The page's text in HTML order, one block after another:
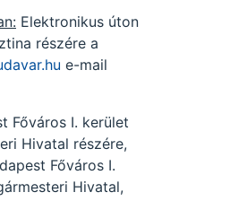
Elektronikus úton
részére a
e-mail
Főváros I. kerület
Hivatal részére,
Főváros I.
Hivatal,